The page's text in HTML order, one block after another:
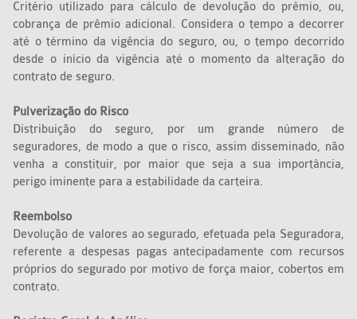
Critério utilizado para cálculo de devolução do prêmio, ou,
cobrança de prêmio adicional. Considera o tempo a decorrer
até o término da vigência do seguro, ou, o tempo decorrido
desde o início da vigência até o momento da alteração do
contrato de seguro.
Pulverização do Risco
Distribuição do seguro, por um grande número de
seguradores, de modo a que o risco, assim disseminado, não
venha a constituir, por maior que seja a sua importância,
perigo iminente para a estabilidade da carteira.
Reembolso
Devolução de valores ao segurado, efetuada pela Seguradora,
referente a despesas pagas antecipadamente com recursos
próprios do segurado por motivo de força maior, cobertos em
contrato.